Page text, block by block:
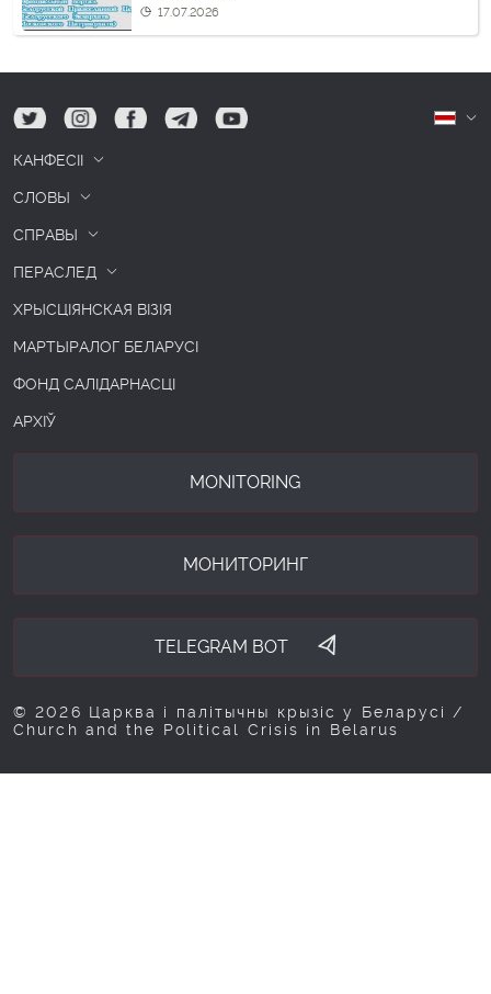
17.07.2026
tw ig fb tg yt
КАНФЕСІІ
СЛОВЫ
СПРАВЫ
ПЕРАСЛЕД
ХРЫСЦІЯНСКАЯ ВІЗІЯ
МАРТЫРАЛОГ БЕЛАРУСІ
ФОНД САЛІДАРНАСЦІ
АРХІЎ
MONITORING
МОНИТОРИНГ
TELEGRAM BOT
© 2026 Царква і палітычны крызіс у Беларусі /
Church and the Political Crisis in Belarus